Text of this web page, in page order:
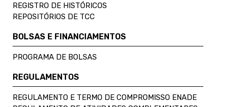
REGISTRO DE HISTÓRICOS
REPOSITÓRIOS DE TCC
BOLSAS E FINANCIAMENTOS
PROGRAMA DE BOLSAS
REGULAMENTOS
REGULAMENTO E TERMO DE COMPROMISSO ENADE